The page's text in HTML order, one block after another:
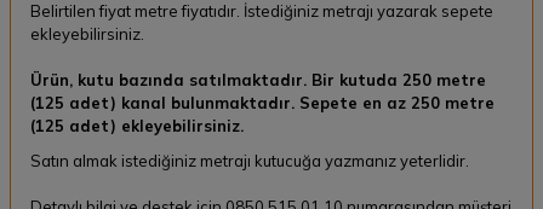
Belirtilen fiyat metre fiyatıdır. İstediğiniz metrajı yazarak sepete
ekleyebilirsiniz.
Ürün, kutu bazında satılmaktadır. Bir kutuda 250 metre
(125 adet) kanal bulunmaktadır. Sepete en az 250 metre
(125 adet) ekleyebilirsiniz.
Satın almak istediğiniz metrajı kutucuğa yazmanız yeterlidir.